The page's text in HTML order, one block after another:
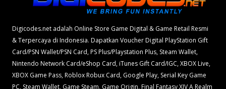
Digicodes.net adalah Online Store Game Digital & Game Retail Resmi
& Terpercaya di Indonesia. Dapatkan Voucher Digital PlayStation Gift
Card/PSN Wallet/PSN Card, PS Plus/Playstation Plus, Steam Wallet,
Nintendo Network Card/eShop Card, iTunes Gift Card/IGC, XBOX Live,
XBOX Game Pass, Roblox Robux Card, Google Play, Serial Key Game
PC, Steam Wallet, Game Steam, Game Origin, Final Fantasy XIV A Realm